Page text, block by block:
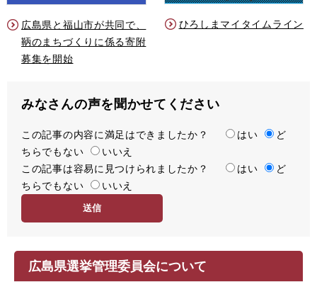
広島県と福山市が共同で、
鞆のまちづくりに係る寄附
募集を開始
ひろしまマイタイムライン
みなさんの声を聞かせてください
満
足
度
この記事の内容に満足はできましたか？ はい
ど
ちらでもない
いいえ
容
易
この記事は容易に見つけられましたか？ はい
ど
ちらでもない
いいえ
広島県選挙管理委員会について